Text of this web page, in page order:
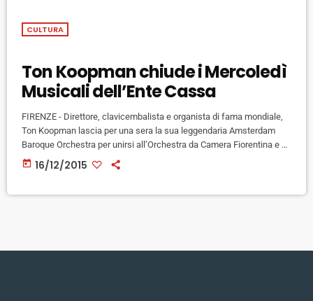
CULTURA
Ton Koopman chiude i Mercoledì
Musicali dell’Ente Cassa
FIRENZE - Direttore, clavicembalista e organista di fama mondiale,
Ton Koopman lascia per una sera la sua leggendaria Amsterdam
Baroque Orchestra per unirsi all’Orchestra da Camera Fiorentina e al
suo direttore, Giuseppe Lanzetta. L’occasione è data dall’ultimo
appuntamento dei Mercoledì Musicali dell’Ente Cassa di Risparmio
today 16/12/2015